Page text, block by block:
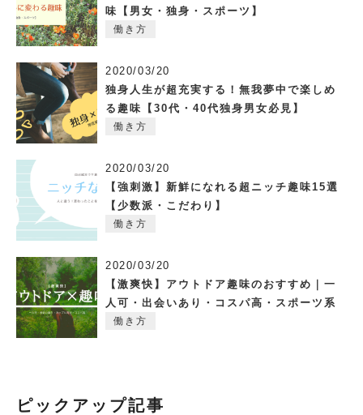
味【男女・独身・スポーツ】
働き方
2020/03/20
独身人生が超充実する！無我夢中で楽しめ
る趣味【30代・40代独身男女必見】
働き方
2020/03/20
【強刺激】新鮮になれる超ニッチ趣味15選
【少数派・こだわり】
働き方
2020/03/20
【激爽快】アウトドア趣味のおすすめ｜一
人可・出会いあり・コスパ高・スポーツ系
働き方
ピックアップ記事